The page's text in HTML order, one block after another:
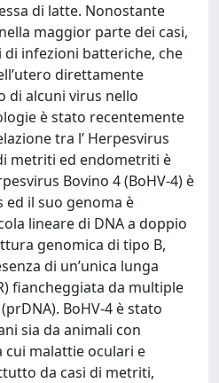
di latte. Nonostante
maggior parte dei casi,
di infezioni batteriche, che
direttamente
di alcuni virus nello
è stato recentemente
tra l’ Herpesvirus
metriti ed endometriti è
Bovino 4 (BoHV-4) è
ed il suo genoma è
lineare di DNA a doppio
genomica di tipo B,
di un’unica lunga
fiancheggiata da multiple
BoHV-4 è stato
sia da animali con
malattie oculari e
da casi di metriti,